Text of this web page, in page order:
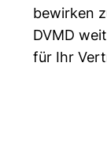
bewirken
DVMD
für Ihr